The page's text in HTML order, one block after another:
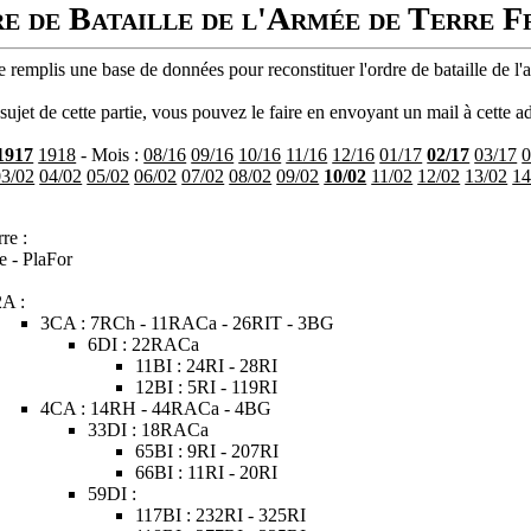
de Bataille de l'Armée de Terre
remplis une base de données pour reconstituer l'ordre de bataille de
de cette partie, vous pouvez le faire en envoyant un mail à cette
1918 - Mois :08/16 09/16 10/16 11/16 12/16 01/17 02/17 03/17
02 04/02 05/02 06/02 07/02 08/02 09/02 10/02 11/02 12/02 13/02
:
- PlaFor
:
3CA : 7RCh - 11RACa - 26RIT - 3BG
6DI : 22RACa
11BI : 24RI - 28RI
12BI : 5RI - 119RI
4CA : 14RH - 44RACa - 4BG
33DI : 18RACa
65BI : 9RI - 207RI
66BI : 11RI - 20RI
59DI :
117BI : 232RI - 325RI